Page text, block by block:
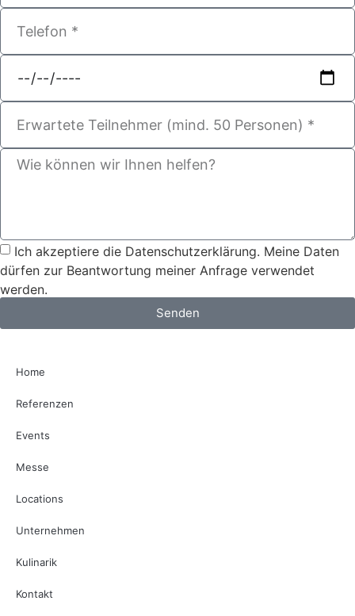
Ich akzeptiere die Datenschutzerklärung. Meine Daten
dürfen zur Beantwortung meiner Anfrage verwendet
werden.
Senden
Home
Referenzen
Events
Messe
Locations
Unternehmen
Kulinarik
Kontakt